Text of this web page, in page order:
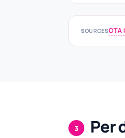
SOURCESOTA
3 Per